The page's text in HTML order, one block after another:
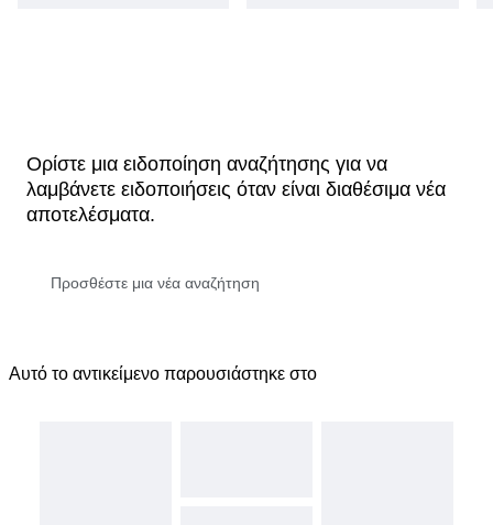
Ορίστε μια ειδοποίηση αναζήτησης για να
λαμβάνετε ειδοποιήσεις όταν είναι διαθέσιμα νέα
αποτελέσματα.
Αυτό το αντικείμενο παρουσιάστηκε στο